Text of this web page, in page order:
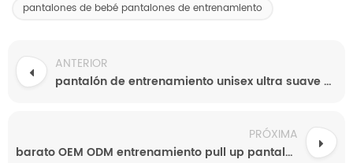
pantalones de bebé pantalones de entrenamiento
ANTERIOR
pantalón de entrenamiento unisex ultra suave para bebés
PRÓXIMA
barato OEM ODM entrenamiento pull up pantalones fábrica